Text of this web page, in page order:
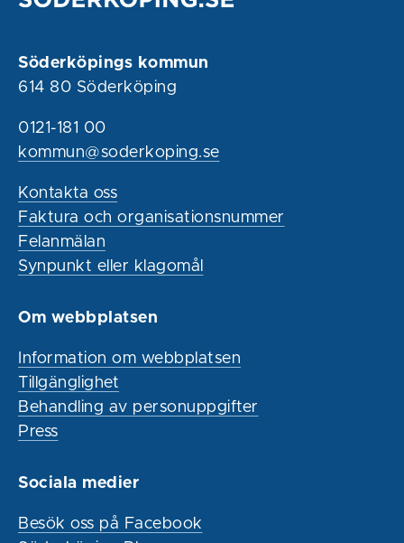
Söderköpings kommun
614 80 Söderköping
0121-181 00
kommun@soderkoping.se
Kontakta oss
Faktura och organisationsnummer
Felanmälan
Synpunkt eller klagomål
Om webbplatsen
Information om webbplatsen
Tillgänglighet
Behandling av personuppgifter
Press
Sociala medier
Besök oss på Facebook